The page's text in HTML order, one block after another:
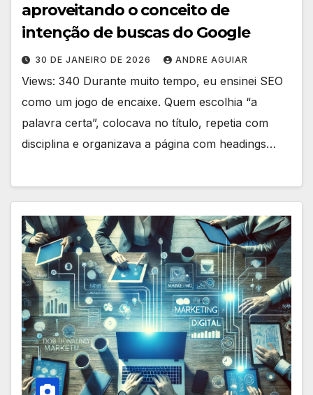
aproveitando o conceito de
intenção de buscas do Google
30 DE JANEIRO DE 2026 ANDRE AGUIAR
Views: 340 Durante muito tempo, eu ensinei SEO
como um jogo de encaixe. Quem escolhia “a
palavra certa”, colocava no título, repetia com
disciplina e organizava a página com headings…